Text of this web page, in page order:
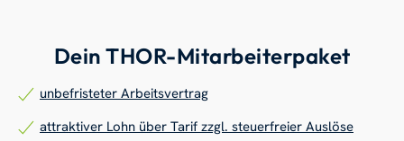
Dein THOR-Mitarbeiterpaket
unbefristeter Arbeitsvertrag
attraktiver Lohn über Tarif zzgl. steuerfreier Auslöse